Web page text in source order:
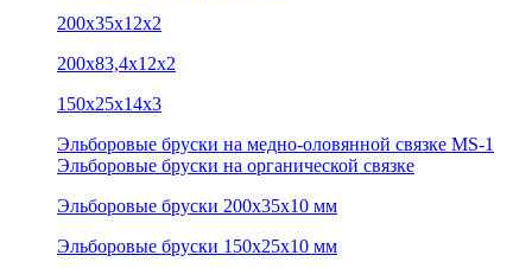
200х35х12х2
200х83,4х12х2
150х25х14х3
Эльборовые бруски на медно-оловянной связке MS-1
Эльборовые бруски на органической связке
Эльборовые бруски 200х35х10 мм
Эльборовые бруски 150х25х10 мм